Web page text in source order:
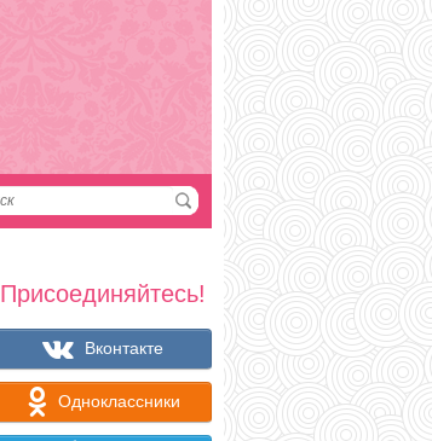
Присоединяйтесь!
Вконтакте
Одноклассники